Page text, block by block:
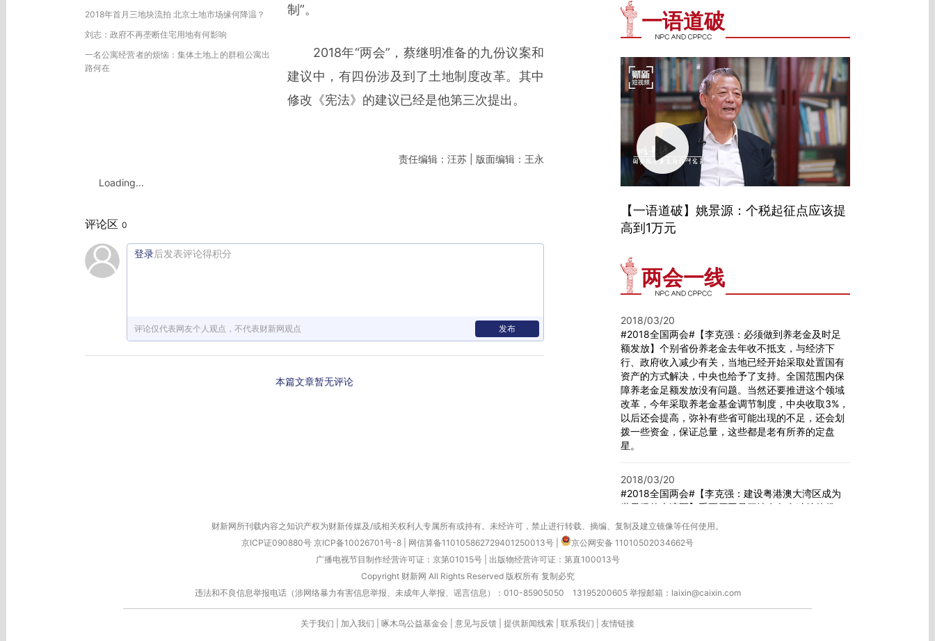
2018年首月三地块流拍 北京土地市场缘何降温？
刘志：政府不再垄断住宅用地有何影响
一名公寓经营者的烦恼：集体土地上的群租公寓出
路何在
制”。
2018年“两会”，蔡继明准备的九份议案和
建议中，有四份涉及到了土地制度改革。其中
修改《宪法》的建议已经是他第三次提出。
责任编辑：汪苏 | 版面编辑：王永
Loading...
评论区 0
登录后发表评论得积分
评论仅代表网友个人观点，不代表财新网观点 发布
本篇文章暂无评论
一语道破
【一语道破】姚景源：个税起征点应该提
高到1万元
两会一线
2018/03/20
#2018全国两会#【李克强：必须做到养老金及时足
额发放】个别省份养老金去年收不抵支，与经济下
行、政府收入减少有关，当地已经开始采取处置国有
资产的方式解决，中央也给予了支持。全国范围内保
障养老金足额发放没有问题。当然还要推进这个领域
改革，今年采取养老金基金调节制度，中央收取3%，
以后还会提高，弥补有些省可能出现的不足，还会划
拨一些资金，保证总量，这些都是老有所养的定盘
星。
2018/03/20
#2018全国两会#【李克强：建设粤港澳大湾区成为
世界级的大湾区】重要原因是三地有各自独特的优
势，能形成互补，否则就谈不上一个有世界竞争力的
居民到大陆到广东工作生活在住房交通方面逐步享受
2018/03/20
#2018全国两会#【李克强：要把治大病的问题作为
一个重点来抓】我们保障基本医保，构建了世界上最
财新网所刊载内容之知识产权为财新传媒及/或相关权利人专属所有或持有。未经许可，禁止进行转载、摘编、复制及建立镜像等任何使用。
京ICP证090880号 京ICP备10026701号-8 网信算备110105862729401250013号
京公网安备 11010502034662号
广播电视节目制作经营许可证：京第01015号| 出版物经营许可证：第直100013号
Copyright 财新网 All Rights Reserved 版权所有 复制必究
违法和不良信息举报电话（涉网络暴力有害信息举报、未成年人举报、谣言信息）：010-85905050 13195200605 举报邮箱：laixin@caixin.com
关于我们 加入我们 啄木鸟公益基金会 意见与反馈 提供新闻线索 联系我们 友情链接